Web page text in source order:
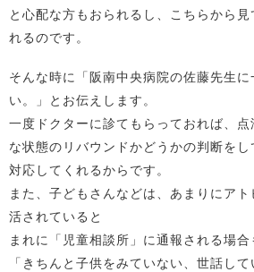
と心配な方もおられるし、こちらから
れるのです。
そんな時に「阪南中央病院の佐藤先生に
い。」とお伝えします。
一度ドクターに診てもらっておれば、
な状態のリバウンドかどうかの判断をし
対応してくれるからです。
また、子どもさんなどは、あまりにア
活されていると
まれに「児童相談所」に通報される場合
「きちんと子供をみていない、世話し